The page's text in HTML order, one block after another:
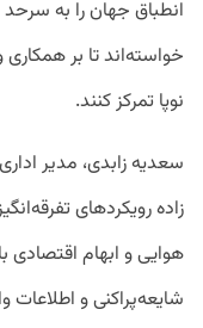
انطباق جهان را به
خواسته‌اند تا بر
نوپا تمرکز کنند.
زاده رویکرد‌های
هوایی و ابهام
شایعه‌پراکنی و اطلاعات